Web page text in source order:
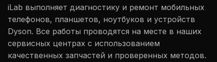
iLab выполняет диагностику и ремонт мобильных
телефонов, планшетов, ноутбуков и устройств
Dyson. Все работы проводятся на месте в наших
сервисных центрах с использованием
качественных запчастей и проверенных методов.